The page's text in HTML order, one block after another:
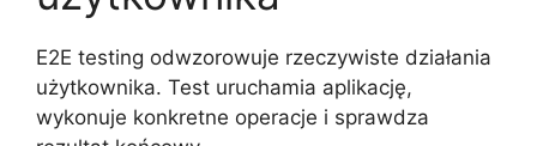
E2E testing odwzorowuje rzeczywiste działania
użytkownika. Test uruchamia aplikację,
wykonuje konkretne operacje i sprawdza